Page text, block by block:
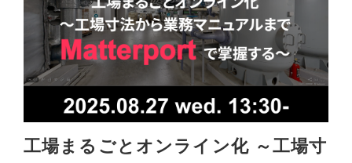
工場まるごとオンライン化 ～工場寸